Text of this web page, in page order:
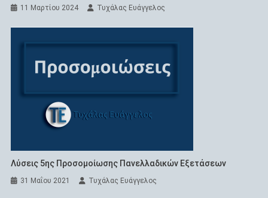
11 Μαρτίου 2024 Τυχάλας Ευάγγελος
Λύσεις 5ης Προσομοίωσης Πανελλαδικών Εξετάσεων
31 Μαΐου 2021 Τυχάλας Ευάγγελος